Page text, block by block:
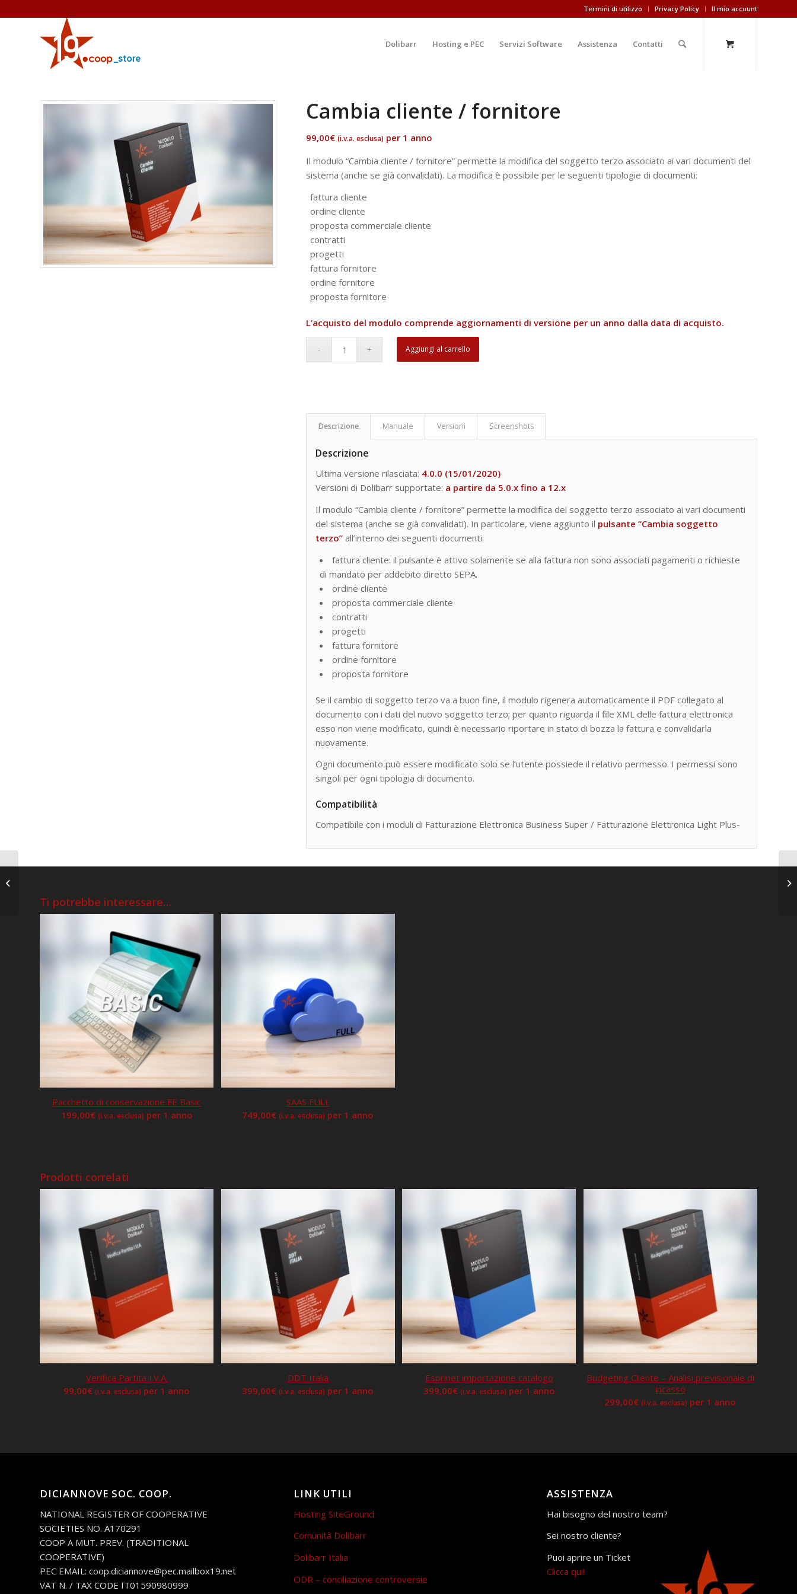
Termini di utilizzo Privacy Policy Il mio account
Dolibarr Hosting e PEC Servizi Software Assistenza Contatti
Cambia cliente / fornitore
99,00€ (i.v.a. esclusa) per 1 anno
Il modulo “Cambia cliente / fornitore” permette la modifica del soggetto terzo associato ai vari documenti del
sistema (anche se già convalidati). La modifica è possibile per le seguenti tipologie di documenti:
fattura cliente
ordine cliente
proposta commerciale cliente
contratti
progetti
fattura fornitore
ordine fornitore
proposta fornitore
L’acquisto del modulo comprende aggiornamenti di versione per un anno dalla data di acquisto.
Aggiungi al carrello
Descrizione Manuale Versioni Screenshots
Descrizione
Ultima versione rilasciata: 4.0.0 (15/01/2020)
Versioni di Dolibarr supportate: a partire da 5.0.x fino a 12.x
Il modulo “Cambia cliente / fornitore” permette la modifica del soggetto terzo associato ai vari documenti
del sistema (anche se già convalidati). In particolare, viene aggiunto il pulsante “Cambia soggetto
terzo” all’interno dei seguenti documenti:
fattura cliente: il pulsante è attivo solamente se alla fattura non sono associati pagamenti o richieste
di mandato per addebito diretto SEPA.
ordine cliente
proposta commerciale cliente
contratti
progetti
fattura fornitore
ordine fornitore
proposta fornitore
Se il cambio di soggetto terzo va a buon fine, il modulo rigenera automaticamente il PDF collegato al
documento con i dati del nuovo soggetto terzo; per quanto riguarda il file XML delle fattura elettronica
esso non viene modificato, quindi è necessario riportare in stato di bozza la fattura e convalidarla
nuovamente.
Ogni documento può essere modificato solo se l’utente possiede il relativo permesso. I permessi sono
singoli per ogni tipologia di documento.
Compatibilità
Compatibile con i moduli di Fatturazione Elettronica Business Super / Fatturazione Elettronica Light Plus-
Ti potrebbe interessare…
Pacchetto di conservazione FE Basic
199,00€ (i.v.a. esclusa) per 1 anno
SAAS FULL
749,00€ (i.v.a. esclusa) per 1 anno
Prodotti correlati
Verifica Partita I.V.A.
99,00€ (i.v.a. esclusa) per 1 anno
DDT Italia
399,00€ (i.v.a. esclusa) per 1 anno
Esprinet importazione catalogo
399,00€ (i.v.a. esclusa) per 1 anno
Budgeting Cliente – Analisi previsionale di
incasso
299,00€ (i.v.a. esclusa) per 1 anno
DICIANNOVE SOC. COOP.
NATIONAL REGISTER OF COOPERATIVE
SOCIETIES NO. A170291
COOP A MUT. PREV. (TRADITIONAL
COOPERATIVE)
PEC EMAIL: coop.diciannove@pec.mailbox19.net
VAT N. / TAX CODE IT01590980999
LINK UTILI
Hosting SiteGround
Comunità Dolibarr
Dolibarr Italia
ODR – conciliazione controversie
ASSISTENZA
Hai bisogno del nostro team?
Sei nostro cliente?
Puoi aprire un Ticket
Clicca qui!
Pacchetto di